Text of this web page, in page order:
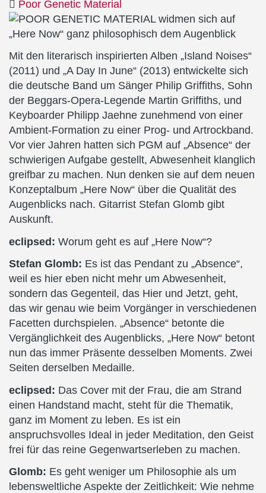
Poor Genetic Material
Mit den literarisch inspirierten Alben „Island Noises“
(2011) und „A Day In June“ (2013) entwickelte sich
die deutsche Band um Sänger Philip Griffiths, Sohn
der Beggars-Opera-Legende Martin Griffiths, und
Keyboarder Philipp Jaehne zunehmend von einer
Ambient-Formation zu einer Prog- und Artrockband.
Vor vier Jahren hatten sich PGM auf „Absence“ der
schwierigen Aufgabe gestellt, Abwesenheit klanglich
greifbar zu machen. Nun denken sie auf dem neuen
Konzeptalbum „Here Now“ über die Qualität des
Augenblicks nach. Gitarrist Stefan Glomb gibt
Auskunft.
eclipsed: Worum geht es auf „Here Now“?
Stefan Glomb: Es ist das Pendant zu „Absence“,
weil es hier eben nicht mehr um Abwesenheit,
sondern das Gegenteil, das Hier und Jetzt, geht,
das wir genau wie beim Vorgänger in verschiedenen
Facetten durchspielen. „Absence“ betonte die
Vergänglichkeit des Augenblicks, „Here Now“ betont
nun das immer Präsente desselben Moments. Zwei
Seiten derselben Medaille.
eclipsed: Das Cover mit der Frau, die am Strand
einen Handstand macht, steht für die Thematik,
ganz im Moment zu leben. Es ist ein
anspruchsvolles Ideal in jeder Meditation, den Geist
frei für das reine Gegenwartserleben zu machen.
Glomb: Es geht weniger um Philosophie als um
lebensweltliche Aspekte der Zeitlichkeit: Wie nehme